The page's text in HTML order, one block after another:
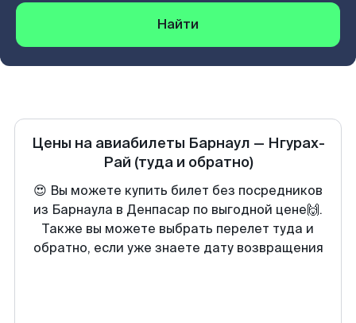
Найти
Цены на авиабилеты Барнаул — Нгурах-
Рай (туда и обратно)
😍 Вы можете купить билет без посредников
из Барнаула в Денпасар по выгодной цене🙌.
Также вы можете выбрать перелет туда и
обратно, если уже знаете дату возвращения